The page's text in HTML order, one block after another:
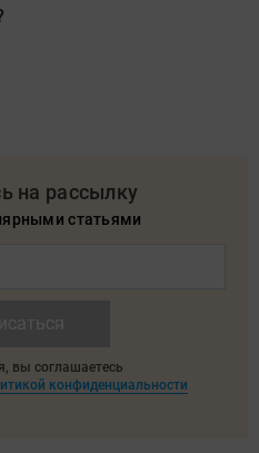
на рассылку
статьями
вы соглашаетесь
конфиденциальности